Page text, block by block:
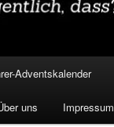
Adventskalender
uns Impressum